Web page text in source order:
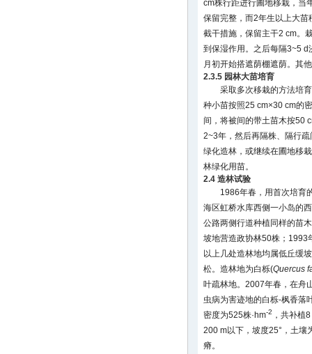
cm株行距进行圃地移栽，当
保留完整，而2年生以上大
截干措施，保留主干2 cm。
到保湿作用。之后每隔3~5
月初开始搭遮荫棚遮荫。其
2.3.5 园林大苗培育
采取多次移栽的方法培
种小苗按照25 cm×30 cm的
间，将被间的带土苗木按50
2~3年，然后再隔株、隔行
绿化造林，或继续在圃地移
林绿化用苗。
2.4 造林试验
1986年春，用首次培育
海区虹桥水库西侧一小岛的
公路两侧行道种植同样的苗
坡地营造政协林50株；1993
以上几处造林地均属低丘缓
松。造林地为白栎(Quercus
叶疏林地。2007年春，在舟
虫病为害迹地的白栎-枫香落
密度为525株·hm-2 ，共补植
200 m以下，坡度25°，土壤
瘠。